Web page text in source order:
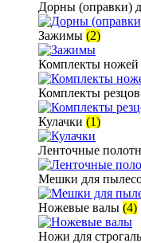
Дорны (оправки)
Зажимы (2)
Комплекты ножей
Комплекты резцов
Кулачки (1)
Ленточные
Мешки для
Ножевые валы (4)
Ножи для